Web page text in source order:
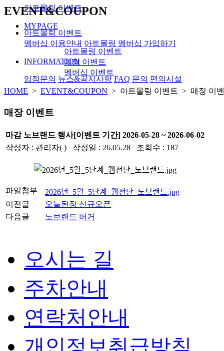
아트몰링 이벤트
MYPAGE
멤버십 이용안내 아트몰링 멤버십 가입하기
INFORMATION
입점문의 뉴스&공지사항 FAQ 문의 편의시설
EVENT&COUPON
아트몰링 이벤트
아트몰링 이벤트
매장 이벤트
멤버십 이벤트
HOME > EVENT&COUPON > 아트몰링 이벤트 > 매장 이
매장 이벤트
마감노브랜드 행사[이벤트 기간] 2026-05-28 ~ 2026-06-02
작성자 : 관리자( ) 작성일 : 26.05.28 조회수 : 187
파일첨부
2026년_5월_5단계_웹전단_노브랜드.jpg
이전글
오늘된장 신규오픈
다음글
노브랜드 버거
오시는 길
주차안내
연락처안내
개인정보취급방침